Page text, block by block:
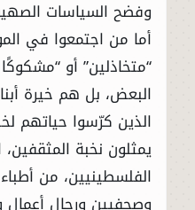
وفضح السياسات
أما من اجتمعوا في
“متخاذلين” أو
البعض، بل هم خيرة
الذين كرّسوا حياتهم
يمثلون نخبة المثقفين،
الفلسطينيين، من
وصحفيين ورجال